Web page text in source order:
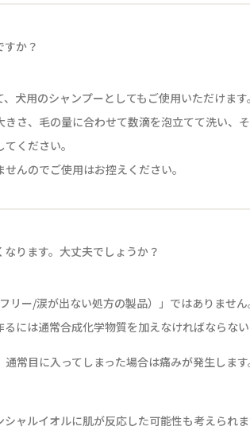
か？
犬用のシャンプーとしてもご使用いただけます。
さ、毛の量に合わせて数滴を泡立てて洗い、
ください。
んのでご使用はお控えください。
ります。大丈夫でしょうか？
リー/涙が出ない処方の製品）」ではありませ
には通常合成化学物質を加えなければならな
常目に入ってしまった場合は痛みが発生し
ャルイオルに肌が反応した可能性も考えら